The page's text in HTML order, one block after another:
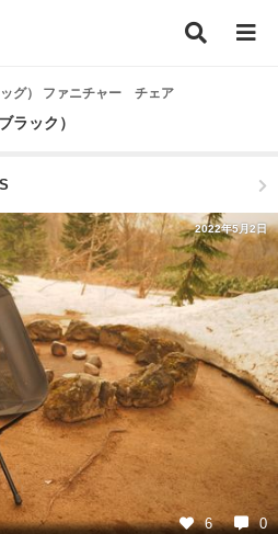
グ） ファニチャー チェア
ラック）
2022年5月2日
6 0